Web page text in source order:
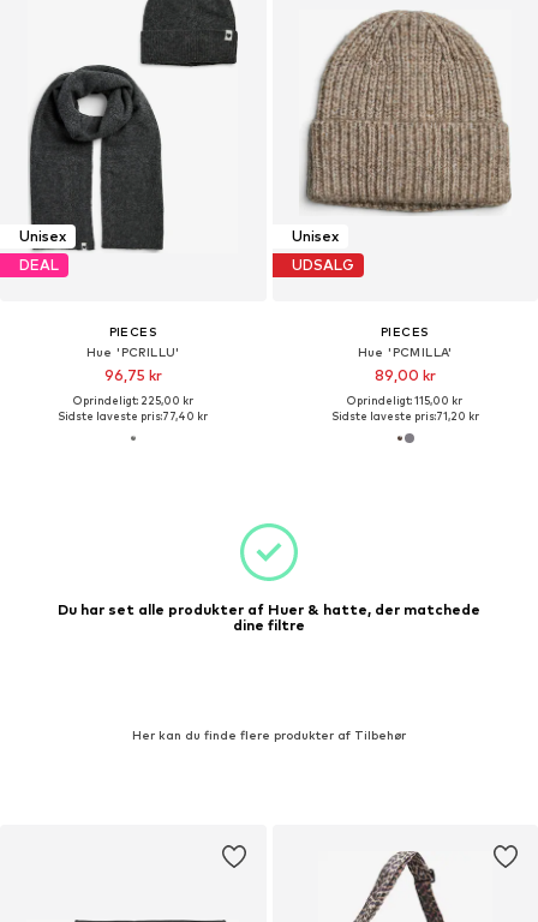
Unisex
DEAL
PIECES
Hue 'PCRILLU'
96,75 kr
Oprindeligt: 225,00 kr
Sidste laveste pris:77,40 kr
Unisex
UDSALG
PIECES
Hue 'PCMILLA'
89,00 kr
Oprindeligt: 115,00 kr
Sidste laveste pris:71,20 kr
Du har set alle produkter af Huer & hatte, der matchede
dine filtre
Her kan du finde flere produkter af Tilbehør